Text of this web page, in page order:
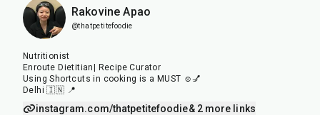
Rakovine Apao
@thatpetitefoodie
Nutritionist
Enroute Dietitian| Recipe Curator
Using Shortcuts in cooking is a MUST ☺️💅
Delhi 🇮🇳 📍
instagram.com/thatpetitefoodie& 2 more links